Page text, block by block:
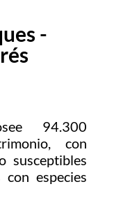
-
94.300
con
susceptibles
especies